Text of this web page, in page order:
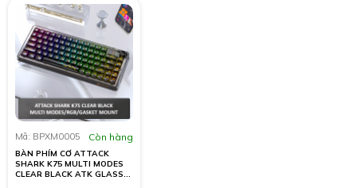
Mã: BPXM0005 Còn hàng
BÀN PHÍM CƠ ATTACK
SHARK K75 MULTI MODES
CLEAR BLACK ATK GLASS